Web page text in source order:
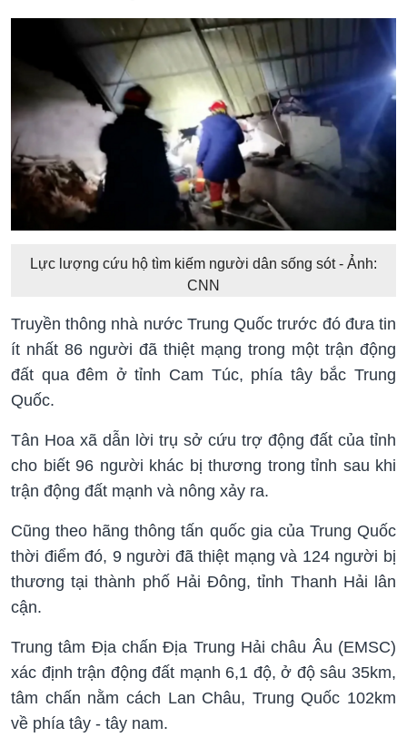
Lực lượng cứu hộ tìm kiếm người dân sống sót - Ảnh:
CNN
Truyền thông nhà nước Trung Quốc trước đó đưa tin
ít nhất 86 người đã thiệt mạng trong một trận động
đất qua đêm ở tỉnh Cam Túc, phía tây bắc Trung
Quốc.
Tân Hoa xã dẫn lời trụ sở cứu trợ động đất của tỉnh
cho biết 96 người khác bị thương trong tỉnh sau khi
trận động đất mạnh và nông xảy ra.
Cũng theo hãng thông tấn quốc gia của Trung Quốc
thời điểm đó, 9 người đã thiệt mạng và 124 người bị
thương tại thành phố Hải Đông, tỉnh Thanh Hải lân
cận.
Trung tâm Địa chấn Địa Trung Hải châu Âu (EMSC)
xác định trận động đất mạnh 6,1 độ, ở độ sâu 35km,
tâm chấn nằm cách Lan Châu, Trung Quốc 102km
về phía tây - tây nam.